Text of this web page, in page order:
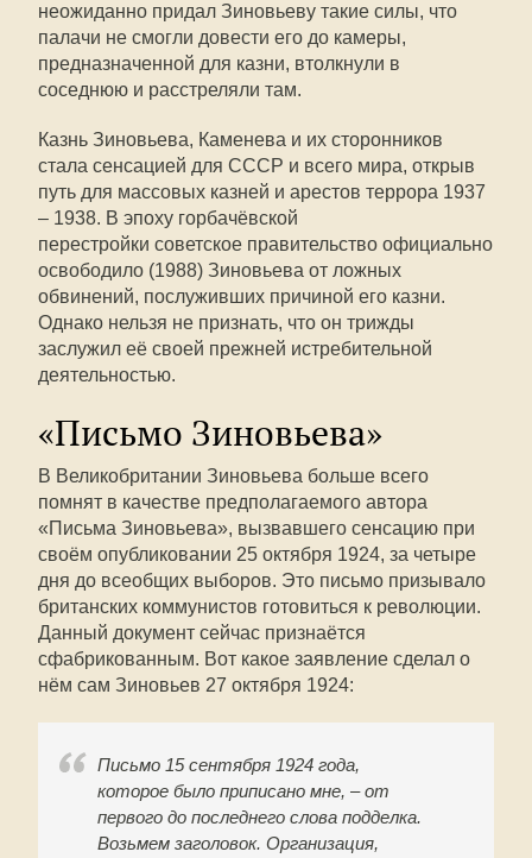
неожиданно придал Зиновьеву такие силы, что
палачи не смогли довести его до камеры,
предназначенной для казни, втолкнули в
соседнюю и расстреляли там.
Казнь Зиновьева, Каменева и их сторонников
стала сенсацией для СССР и всего мира, открыв
путь для массовых казней и арестов террора 1937
– 1938. В эпоху горбачёвской
перестройки советское правительство официально
освободило (1988) Зиновьева от ложных
обвинений, послуживших причиной его казни.
Однако нельзя не признать, что он трижды
заслужил её своей прежней истребительной
деятельностью.
«Письмо Зиновьева»
В Великобритании Зиновьева больше всего
помнят в качестве предполагаемого автора
«Письма Зиновьева», вызвавшего сенсацию при
своём опубликовании 25 октября 1924, за четыре
дня до всеобщих выборов. Это письмо призывало
британских коммунистов готовиться к революции.
Данный документ сейчас признаётся
сфабрикованным. Вот какое заявление сделал о
нём сам Зиновьев 27 октября 1924:
Письмо 15 сентября 1924 года,
которое было приписано мне, – от
первого до последнего слова подделка.
Возьмем заголовок. Организация,